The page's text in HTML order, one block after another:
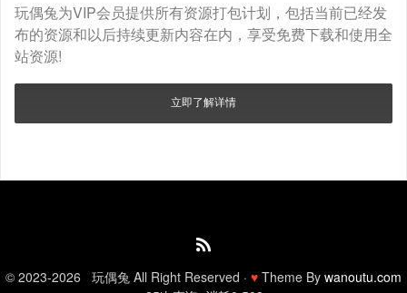
玩偶兔为VIP会员提供所有资源打包计划，包括当前已经发
布的资源和以后持续更新内容在内，享受免费下载和使用全
站资源!
立即了解详情
© 2023-2026 玩偶兔 All Right Reserved · ♥ Theme By wanoutu.com